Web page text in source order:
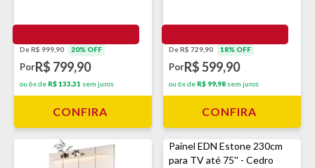
De R$ 999,90 20% OFF
PorR$ 799,90
ou 6x de R$ 133,31 sem juros
CONFIRA
De R$ 729,90 18% OFF
PorR$ 599,90
ou 6x de R$ 99,98 sem juros
CONFIRA
Painel EDN Estone 230cm
para TV até 75'' - Cedro